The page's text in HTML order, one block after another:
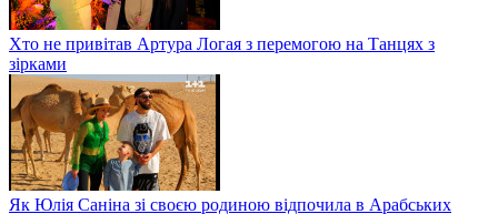
Хто не привітав Артура Логая з перемогою на Танцях з
зірками
Як Юлія Саніна зі своєю родиною відпочила в Арабських